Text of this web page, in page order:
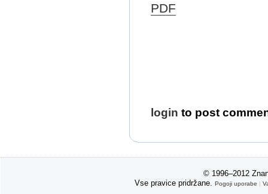
PDF
login to post
© 1996–2012
Vse pravice pridržane. Pogoji uporabe |